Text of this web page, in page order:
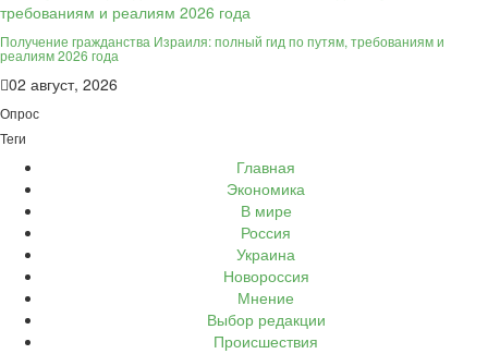
Получение гражданства Израиля: полный гид по путям, требованиям и
реалиям 2026 года
02 август, 2026
Опрос
Теги
Главная
Экономика
В мире
Россия
Украина
Новороссия
Мнение
Выбор редакции
Происшествия